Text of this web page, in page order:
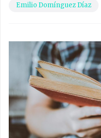
Emilio Domínguez Díaz